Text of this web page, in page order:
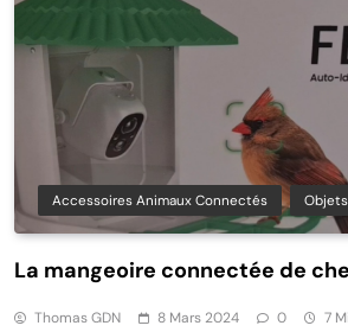
Accessoires Animaux Connectés
La mangeoire connectée de
Thomas GDN 8 Mars 2024 0 7